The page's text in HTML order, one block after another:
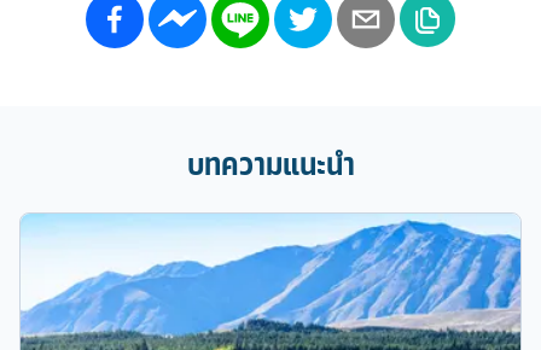
บทความแนะนำ